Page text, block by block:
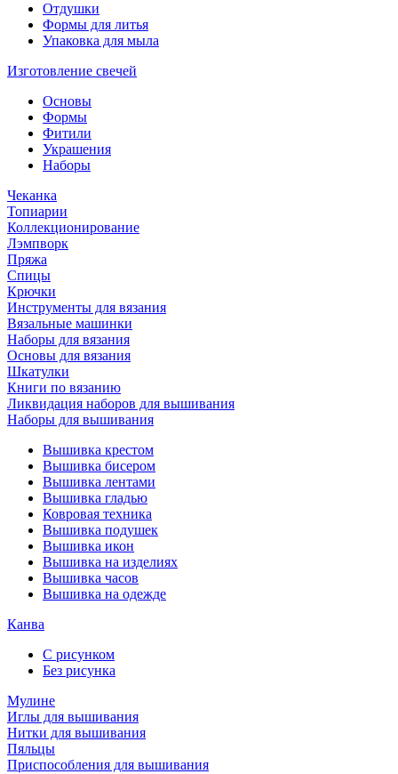
Отдушки
Формы для литья
Упаковка для мыла
Изготовление свечей
Основы
Формы
Фитили
Украшения
Наборы
Чеканка
Топиарии
Коллекционирование
Лэмпворк
Пряжа
Спицы
Крючки
Инструменты для вязания
Вязальные машинки
Наборы для вязания
Основы для вязания
Шкатулки
Книги по вязанию
Ликвидация наборов для вышивания
Наборы для вышивания
Вышивка крестом
Вышивка бисером
Вышивка лентами
Вышивка гладью
Ковровая техника
Вышивка подушек
Вышивка икон
Вышивка на изделиях
Вышивка часов
Вышивка на одежде
Канва
С рисунком
Без рисунка
Мулине
Иглы для вышивания
Нитки для вышивания
Пяльцы
Приспособления для вышивания